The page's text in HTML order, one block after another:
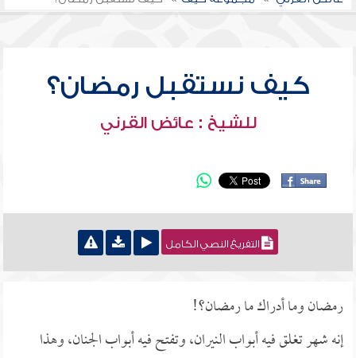
كيف نستقبل رمضان؟
للشيخ : عائض القرني
التفريغ النصي الكامل
رمضان وما أدراك ما رمضان؟!
إنه شهر تغلق فيه أبواب النيران، وتفتح فيه أبواب الجنان، وهذا